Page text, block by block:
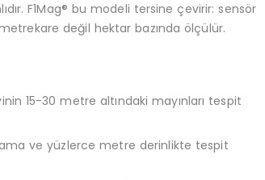
F1Mag® bu modeli tersine çevirir: sensör
değil hektar bazında ölçülür.
15-30 metre altındaki mayınları tespit
ve yüzlerce metre derinlikte tespit